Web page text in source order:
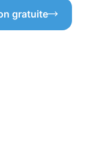
gratuite